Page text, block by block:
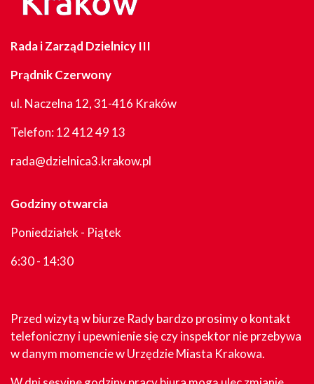
Rada i Zarząd Dzielnicy III
Prądnik Czerwony
ul. Naczelna 12, 31-416 Kraków
Telefon:12 412 49 13
rada@dzielnica3.krakow.pl
Godziny otwarcia
Poniedziałek - Piątek
6:30 - 14:30
Przed wizytą w biurze Rady bardzo prosimy o kontakt
telefoniczny i upewnienie się czy inspektor nie przebywa
w danym momencie w Urzędzie Miasta Krakowa.